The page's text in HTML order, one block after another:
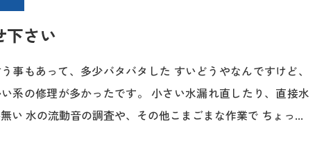
下さい
事もあって、多少バタバタした すいどうやなんですけど、
系の修理が多かったです。 小さい水漏れ直したり、直接水
い 水の流動音の調査や、その他こまごまな作業で ちょっ...